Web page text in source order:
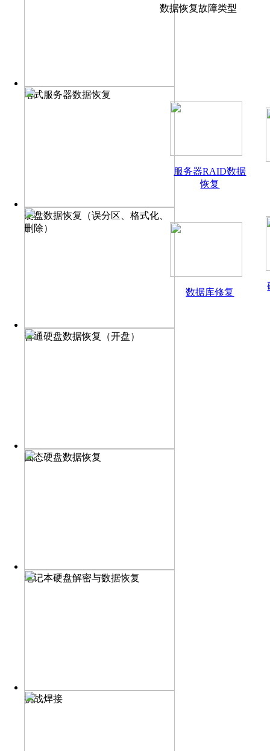
塔式服务器数据恢复
硬盘数据恢复（误分区、格式化、
删除）
普通硬盘数据恢复（开盘）
固态硬盘数据恢复
笔记本硬盘解密与数据恢复
挑战焊接
数据恢复故障类型
服务器RAID数据
恢复
数据库修复